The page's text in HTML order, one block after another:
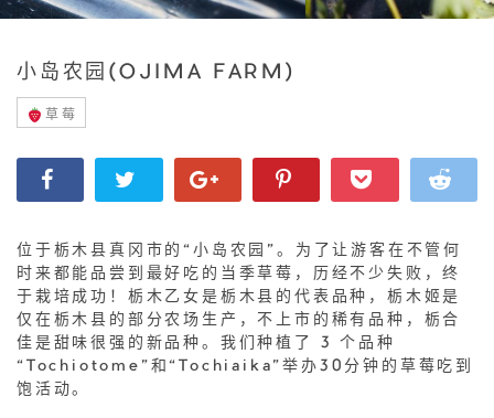
小岛农园(OJIMA FARM)
草莓
位于栃木县真冈市的“小岛农园”。为了让游客在不管何
时来都能品尝到最好吃的当季草莓，历经不少失败，终
于栽培成功！栃木乙女是栃木县的代表品种，栃木姬是
仅在栃木县的部分农场生产，不上市的稀有品种，栃合
佳是甜味很强的新品种。我们种植了 3 个品种
“Tochiotome”和“Tochiaika”举办30分钟的草莓吃到
饱活动。